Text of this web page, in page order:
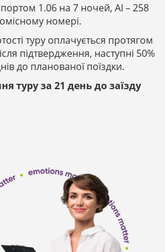
1.06 на 7 ночей, АІ – 258
номері.
туру оплачується протягом
підтвердження, наступні 50%
до планованої поїздки.
туру за 21 день до заїзду